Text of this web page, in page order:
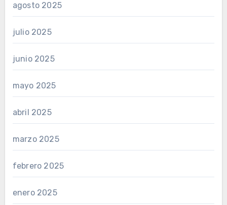
agosto 2025
julio 2025
junio 2025
mayo 2025
abril 2025
marzo 2025
febrero 2025
enero 2025